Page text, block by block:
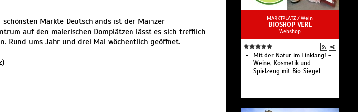
Märkte Deutschlands ist der Mainzer
auf den malerischen Domplätzen lässt es sich trefflich
Rund ums Jahr und drei Mal wöchentlich geöffnet.
MARKTPLATZ / Wein
BIOSHOP VERL
Webshop
Mit der Natur im Einklang! -
Weine, Kosmetik und
Spielzeug mit Bio-Siegel